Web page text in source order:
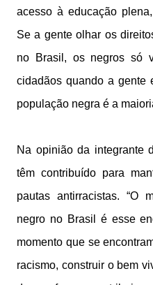
acesso à educação
Se a gente olhar os
no Brasil, os negros só
cidadãos quando a gente
população negra é a
Na opinião da integrante
têm contribuído para
pautas antirracistas. “O
negro no Brasil é esse
momento que se
racismo, construir o bem